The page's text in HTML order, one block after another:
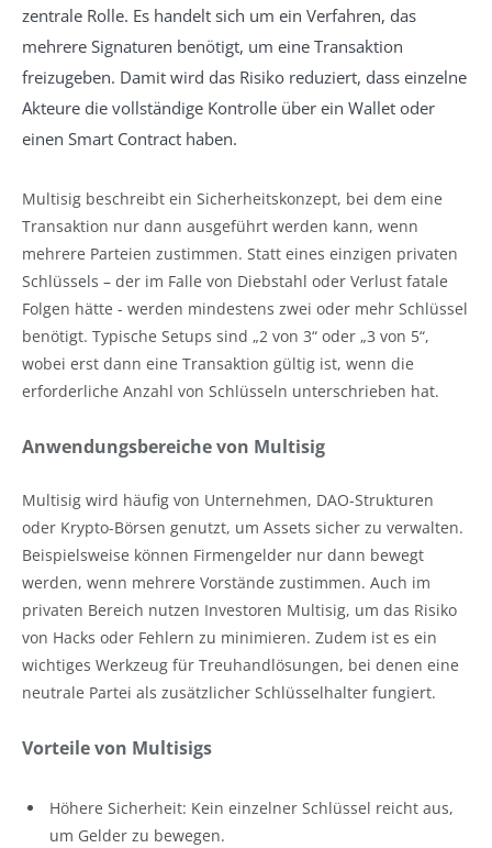
zentrale Rolle. Es handelt sich um ein Verfahren, das
mehrere Signaturen benötigt, um eine Transaktion
freizugeben. Damit wird das Risiko reduziert, dass einzelne
Akteure die vollständige Kontrolle über ein Wallet oder
einen Smart Contract haben.
Multisig beschreibt ein Sicherheitskonzept, bei dem eine
Transaktion nur dann ausgeführt werden kann, wenn
mehrere Parteien zustimmen. Statt eines einzigen privaten
Schlüssels – der im Falle von Diebstahl oder Verlust fatale
Folgen hätte - werden mindestens zwei oder mehr Schlüssel
benötigt. Typische Setups sind „2 von 3“ oder „3 von 5“,
wobei erst dann eine Transaktion gültig ist, wenn die
erforderliche Anzahl von Schlüsseln unterschrieben hat.
Anwendungsbereiche von Multisig
Multisig wird häufig von Unternehmen, DAO-Strukturen
oder Krypto-Börsen genutzt, um Assets sicher zu verwalten.
Beispielsweise können Firmengelder nur dann bewegt
werden, wenn mehrere Vorstände zustimmen. Auch im
privaten Bereich nutzen Investoren Multisig, um das Risiko
von Hacks oder Fehlern zu minimieren. Zudem ist es ein
wichtiges Werkzeug für Treuhandlösungen, bei denen eine
neutrale Partei als zusätzlicher Schlüsselhalter fungiert.
Vorteile von Multisigs
Höhere Sicherheit: Kein einzelner Schlüssel reicht aus,
um Gelder zu bewegen.